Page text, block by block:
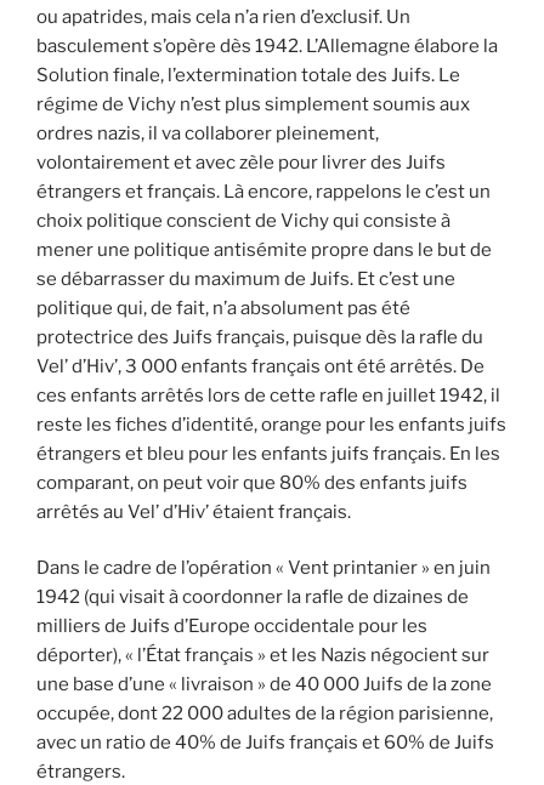
ou apatrides, mais cela n’a rien d’exclusif. Un
basculement s’opère dès 1942. L’Allemagne élabore la
Solution finale, l’extermination totale des Juifs. Le
régime de Vichy n’est plus simplement soumis aux
ordres nazis, il va collaborer pleinement,
volontairement et avec zèle pour livrer des Juifs
étrangers et français. Là encore, rappelons le c’est un
choix politique conscient de Vichy qui consiste à
mener une politique antisémite propre dans le but de
se débarrasser du maximum de Juifs. Et c’est une
politique qui, de fait, n’a absolument pas été
protectrice des Juifs français, puisque dès la rafle du
Vel’ d’Hiv’, 3 000 enfants français ont été arrêtés. De
ces enfants arrêtés lors de cette rafle en juillet 1942, il
reste les fiches d’identité, orange pour les enfants juifs
étrangers et bleu pour les enfants juifs français. En les
comparant, on peut voir que 80% des enfants juifs
arrêtés au Vel’ d’Hiv’ étaient français.
Dans le cadre de l’opération « Vent printanier » en juin
1942 (qui visait à coordonner la rafle de dizaines de
milliers de Juifs d’Europe occidentale pour les
déporter), « l’État français » et les Nazis négocient sur
une base d’une « livraison » de 40 000 Juifs de la zone
occupée, dont 22 000 adultes de la région parisienne,
avec un ratio de 40% de Juifs français et 60% de Juifs
étrangers.